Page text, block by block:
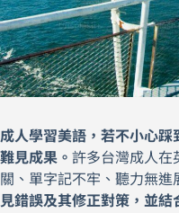
成人學習美語，若不小心
難見成果。 許多台灣成人在
關、單字記不牢、聽力無進
見錯誤及其修正對策，並